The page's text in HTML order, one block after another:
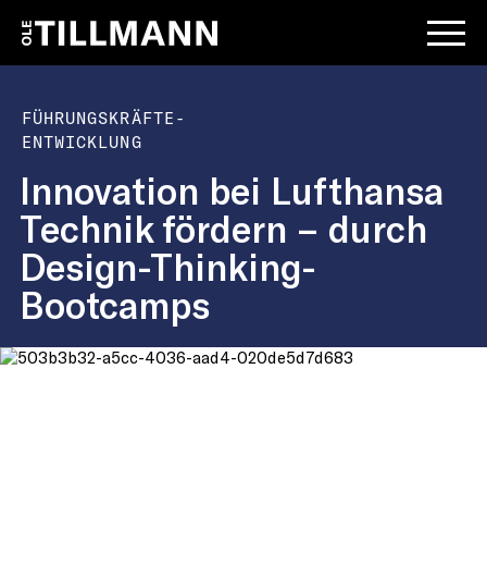
FÜHRUNGSKRÄFTE-
ENTWICKLUNG
Innovation bei Lufthansa
Technik fördern – durch
Design-Thinking-
Bootcamps